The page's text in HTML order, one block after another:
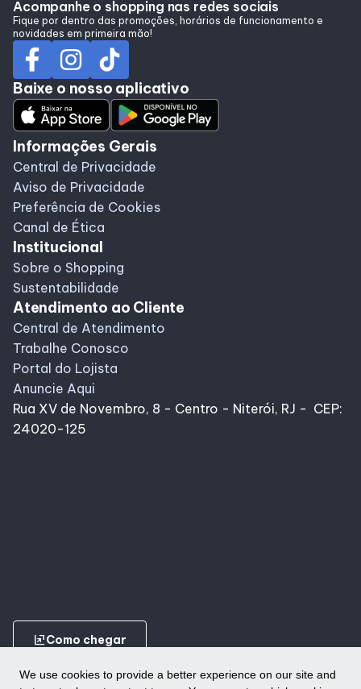
We use cookies to provide a better experience on our site and
Acompanhe o shopping nas redes sociais
Fique por dentro das promoções, horários de funcionamento e
novidades em primeira mão!
Baixe o nosso aplicativo
Informações Gerais
Central de Privacidade
Aviso de Privacidade
Preferência de Cookies
Canal de Ética
Institucional
Sobre o Shopping
Sustentabilidade
Atendimento ao Cliente
Central de Atendimento
Trabalhe Conosco
Portal do Lojista
Anuncie Aqui
Rua XV de Novembro, 8 - Centro - Niterói, RJ - CEP:
24020-125
ungroupComo chegar